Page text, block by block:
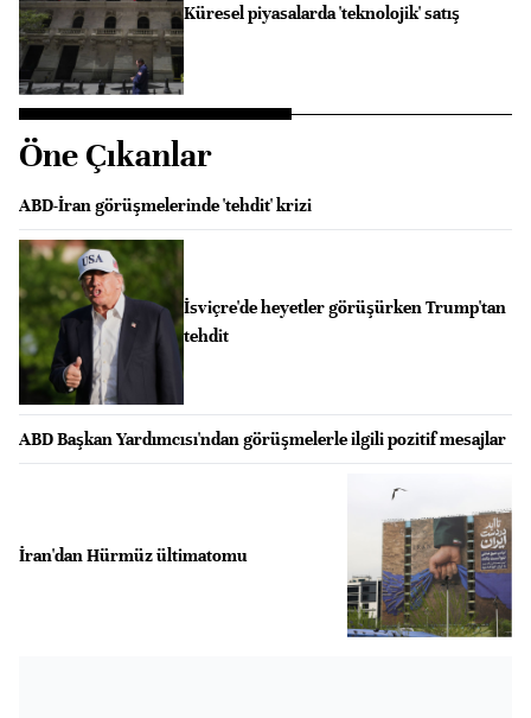
Küresel piyasalarda 'teknolojik' satış
Öne Çıkanlar
ABD-İran görüşmelerinde 'tehdit' krizi
İsviçre'de heyetler görüşürken Trump'tan
tehdit
ABD Başkan Yardımcısı'ndan görüşmelerle ilgili pozitif mesajlar
İran'dan Hürmüz ültimatomu